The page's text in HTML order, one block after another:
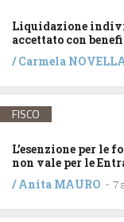
Liquidazione
accettato con
/Carmela
FISCO
L’esenzione per le
non vale per le
/Anita MAURO - 7